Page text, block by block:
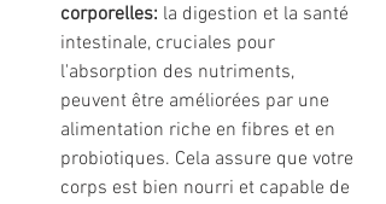
corporelles: la digestion et la santé
intestinale, cruciales pour
l'absorption des nutriments,
peuvent être améliorées par une
alimentation riche en fibres et en
probiotiques. Cela assure que votre
corps est bien nourri et capable de